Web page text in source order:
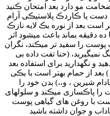
مو دارد بعد امتحان ڪنید
دست یا ڪاردڪ پلاستیڪی آرام
است بعد از نوره یڪ لایه نازڪ
دقیقه بماند باعث میشود اثر
پوست را سفید تر میڪند، نگران
نمیگیرید، (حنا تفت داده بی
و نگهدارید برای استفاده بعد
بعد از حمام بهتر است با یڪی
شیرین ، و،،) بدن خود را
را پاڪسازی میڪند و سلولهای
با روغن های گیاهی پوست
و جوان داشته باشید